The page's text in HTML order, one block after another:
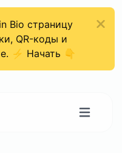
Bio страницу
QR-коды и
⚡ Начать 👇